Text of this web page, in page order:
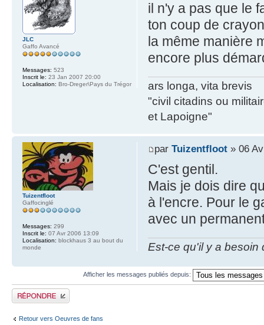
il n'y a pas que le
ton coup de
la même manière
encore plus
ars longa, vita brevis
"civil citadins ou
et Lapoigne"
JLC
Gaffo Avancé
Messages: 523
Inscrit le: 23 Jan 2007 20:00
Localisation: Bro-Dreger\Pays du Trégor
par Tuizentfloot» 06
C'est gentil.
Mais je dois dire
à l'encre. Pour le
avec un
Est-ce qu'il y a besoin
Tuizentfloot
Gaffocinglé
Messages: 299
Inscrit le: 07 Avr 2006 13:09
Localisation: blockhaus 3 au bout du
monde
Afficher les messages publiés depuis:
Publier une réponse
Retour vers Oeuvres de fans